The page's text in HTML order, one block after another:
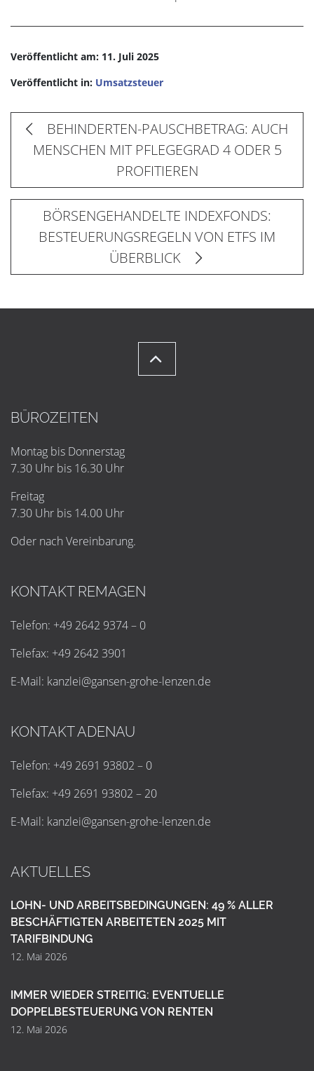
Veröffentlicht am: 11. Juli 2025
Veröffentlicht in: Umsatzsteuer
BEHINDERTEN-PAUSCHBETRAG: AUCH
MENSCHEN MIT PFLEGEGRAD 4 ODER 5
PROFITIEREN
BÖRSENGEHANDELTE INDEXFONDS:
BESTEUERUNGSREGELN VON ETFS IM
ÜBERBLICK
BÜROZEITEN
Montag bis Donnerstag
7.30 Uhr bis 16.30 Uhr
Freitag
7.30 Uhr bis 14.00 Uhr
Oder nach Vereinbarung.
KONTAKT REMAGEN
Telefon: +49 2642 9374 – 0
Telefax: +49 2642 3901
E-Mail: kanzlei@gansen-grohe-lenzen.de
KONTAKT ADENAU
Telefon: +49 2691 93802 – 0
Telefax: +49 2691 93802 – 20
E-Mail: kanzlei@gansen-grohe-lenzen.de
AKTUELLES
LOHN- UND ARBEITSBEDINGUNGEN: 49 % ALLER
BESCHÄFTIGTEN ARBEITETEN 2025 MIT
TARIFBINDUNG
12. Mai 2026
IMMER WIEDER STREITIG: EVENTUELLE
DOPPELBESTEUERUNG VON RENTEN
12. Mai 2026